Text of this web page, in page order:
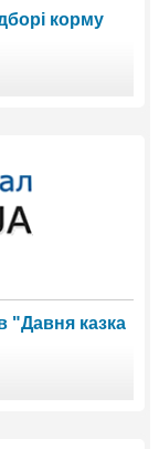
корму
"Давня казка